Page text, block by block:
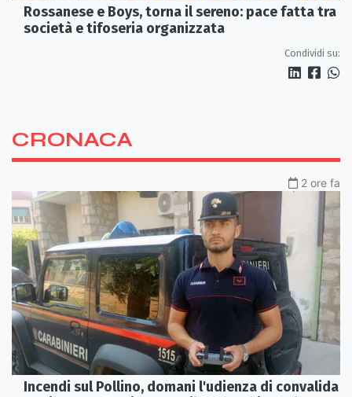
Rossanese e Boys, torna il sereno: pace fatta tra
società e tifoseria organizzata
Condividi su:
CRONACA
2 ore fa
Incendi sul Pollino, domani l'udienza di convalida